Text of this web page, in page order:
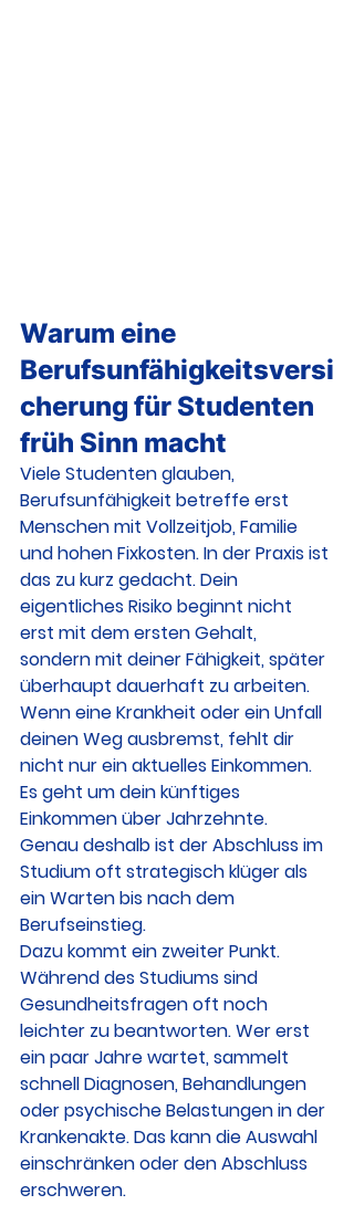
Warum eine
Berufsunfähigkeitsversi
cherung für Studenten
früh Sinn macht
Viele Studenten glauben,
Berufsunfähigkeit betreffe erst
Menschen mit Vollzeitjob, Familie
und hohen Fixkosten. In der Praxis ist
das zu kurz gedacht. Dein
eigentliches Risiko beginnt nicht
erst mit dem ersten Gehalt,
sondern mit deiner Fähigkeit, später
überhaupt dauerhaft zu arbeiten.
Wenn eine Krankheit oder ein Unfall
deinen Weg ausbremst, fehlt dir
nicht nur ein aktuelles Einkommen.
Es geht um dein künftiges
Einkommen über Jahrzehnte.
Genau deshalb ist der Abschluss im
Studium oft strategisch klüger als
ein Warten bis nach dem
Berufseinstieg.
Dazu kommt ein zweiter Punkt.
Während des Studiums sind
Gesundheitsfragen oft noch
leichter zu beantworten. Wer erst
ein paar Jahre wartet, sammelt
schnell Diagnosen, Behandlungen
oder psychische Belastungen in der
Krankenakte. Das kann die Auswahl
einschränken oder den Abschluss
erschweren.